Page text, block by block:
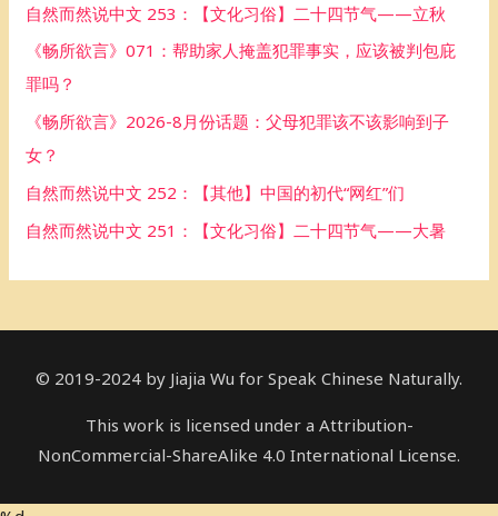
f
r
自然而然说中文 253：【文化习俗】二十四节气——立秋
《畅所欲言》071：帮助家人掩盖犯罪事实，应该被判包庇
罪吗？
《畅所欲言》2026-8月份话题：父母犯罪该不该影响到子
女？
自然而然说中文 252：【其他】中国的初代“网红”们
自然而然说中文 251：【文化习俗】二十四节气——大暑
© 2019-2024 by Jiajia Wu for Speak Chinese Naturally.
This work is licensed under a Attribution-
NonCommercial-ShareAlike 4.0 International License.